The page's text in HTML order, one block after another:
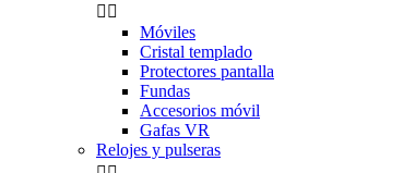
 
Móviles
Cristal templado
Protectores pantalla
Fundas
Accesorios móvil
Gafas VR
Relojes y pulseras